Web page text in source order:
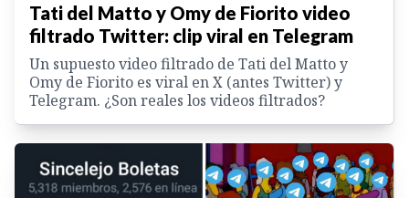
Tati del Matto y Omy de Fiorito video
filtrado Twitter: clip viral en Telegram
Un supuesto video filtrado de Tati del Matto y
Omy de Fiorito es viral en X (antes Twitter) y
Telegram. ¿Son reales los videos filtrados?